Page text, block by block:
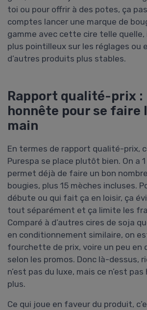
toi ou pour offrir à des potes, ça
comptes lancer une marque de
gamme avec cette cire telle
plus pointilleux sur les réglages ou
d’autres produits plus stables.
Rapport qualité-prix :
honnête pour se faire
main
En termes de rapport qualité-prix,
Purespa se place plutôt bien. On a
permet déjà de faire un bon
bougies, plus 15 mèches incluses.
débute ou qui fait ça en loisir, ça
tout séparément et ça limite les
Comparé à d’autres cires de soja
en conditionnement similaire, on
fourchette de prix, voire un peu en
selon les promos. Donc là-dessus,
n’est pas du luxe, mais ce n’est
plus.
Ce qui joue en faveur du produit,